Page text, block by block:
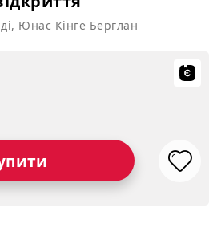
Юнас Кінге Берглан